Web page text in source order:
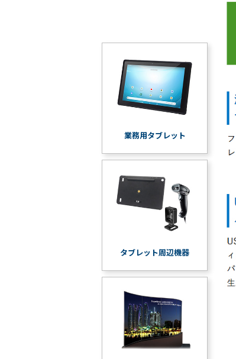
業務用タブレット
タブレット周辺機器